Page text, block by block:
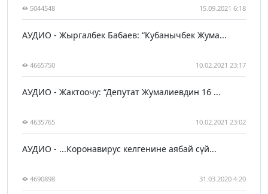
5044548 15.09.2021 6:18
АУДИО - Жыргалбек Бабаев: “Кубанычбек Жума...
4665750 10.02.2021 23:17
АУДИО - Жактоочу: “Депутат Жумалиевдин 16 ...
4635765 10.02.2021 23:02
АУДИО - ...Коронавирус келгенине аябай сүй...
4690898 31.03.2020 4:20